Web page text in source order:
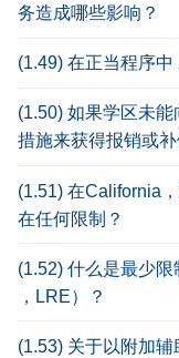
务造成哪些影响？
(1.49) 在正当程序
(1.50) 如果学区未
措施来获得报销或补
(1.51) 在California
在任何限制？
(1.52) 什么是最少
，LRE）？
(1.53) 关于以附加